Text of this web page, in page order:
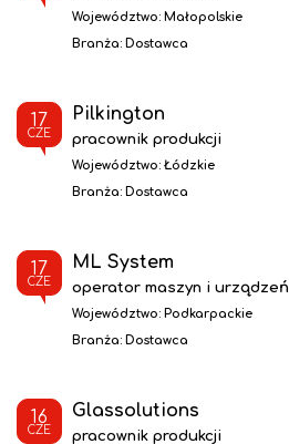
Województwo: Małopolskie
Branża: Dostawca
17
CZE
Pilkington
pracownik produkcji
Województwo: Łódzkie
Branża: Dostawca
17
CZE
ML System
operator maszyn i urządzeń
Województwo: Podkarpackie
Branża: Dostawca
16
CZE
Glassolutions
pracownik produkcji